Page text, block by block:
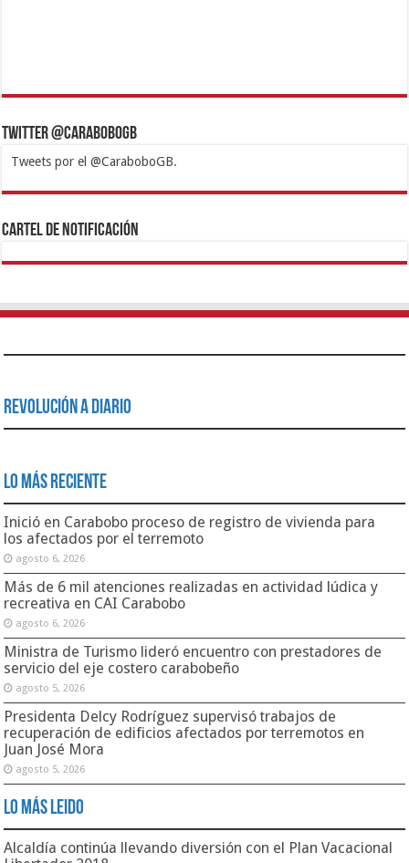
Twitter @CaraboboGB
Tweets por el @CaraboboGB.
1xbetBetturkeyBetistKralbetSupertotobetTipobetMatadorbetMariobet
https://mvbcasino.com/
Cartel de Notificación
Revolución a Diario
Lo Más Reciente
Inició en Carabobo proceso de registro de vivienda para
los afectados por el terremoto
agosto 6, 2026
Más de 6 mil atenciones realizadas en actividad lúdica y
recreativa en CAI Carabobo
agosto 6, 2026
Ministra de Turismo lideró encuentro con prestadores de
servicio del eje costero carabobeño
agosto 5, 2026
Presidenta Delcy Rodríguez supervisó trabajos de
recuperación de edificios afectados por terremotos en
Juan José Mora
agosto 5, 2026
Lo Más Leido
Alcaldía continúa llevando diversión con el Plan Vacacional